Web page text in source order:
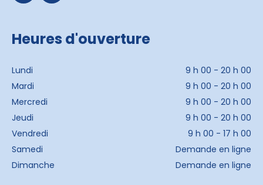
Heures d'ouverture
Lundi
9 h 00 - 20 h 00
Mardi
9 h 00 - 20 h 00
Mercredi
9 h 00 - 20 h 00
Jeudi
9 h 00 - 20 h 00
Vendredi
9 h 00 - 17 h 00
Samedi
Demande en ligne
Dimanche
Demande en ligne